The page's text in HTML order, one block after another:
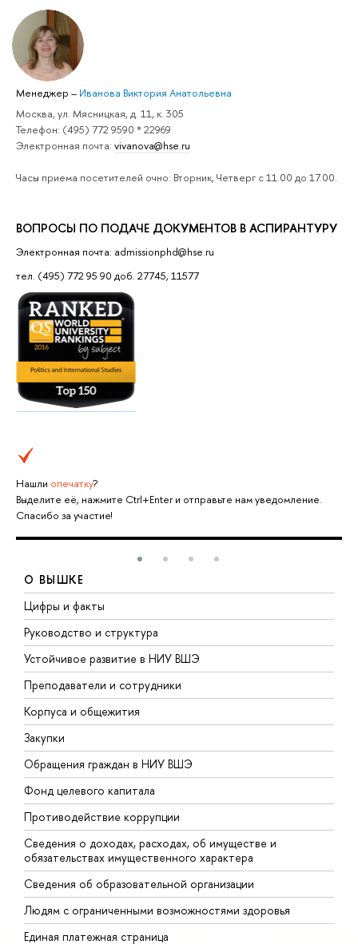
Менеджер – Иванова Виктория Анатольевна
Москва, ул. Мясницкая, д. 11, к. 305
Телефон: (495) 772 9590 * 22969
Электронная почта: vivanova@hse.ru
Часы приема посетителей очно: Вторник, Четверг с 11.00 до 17.00.
ВОПРОСЫ ПО ПОДАЧЕ ДОКУМЕНТОВ В АСПИРАНТУРУ
Электронная почта: admissionphd@hse.ru
тел. (495) 772 95 90 доб. 27745, 11577
Нашли опечатку?
Выделите её, нажмите Ctrl+Enter и отправьте нам уведомление.
Спасибо за участие!
О ВЫШКЕ
Цифры и факты
Руководство и структура
Устойчивое развитие в НИУ ВШЭ
Преподаватели и сотрудники
Корпуса и общежития
Закупки
Обращения граждан в НИУ ВШЭ
Фонд целевого капитала
Противодействие коррупции
Сведения о доходах, расходах, об имуществе и
обязательствах имущественного характера
Сведения об образовательной организации
Людям с ограниченными возможностями здоровья
Единая платежная страница